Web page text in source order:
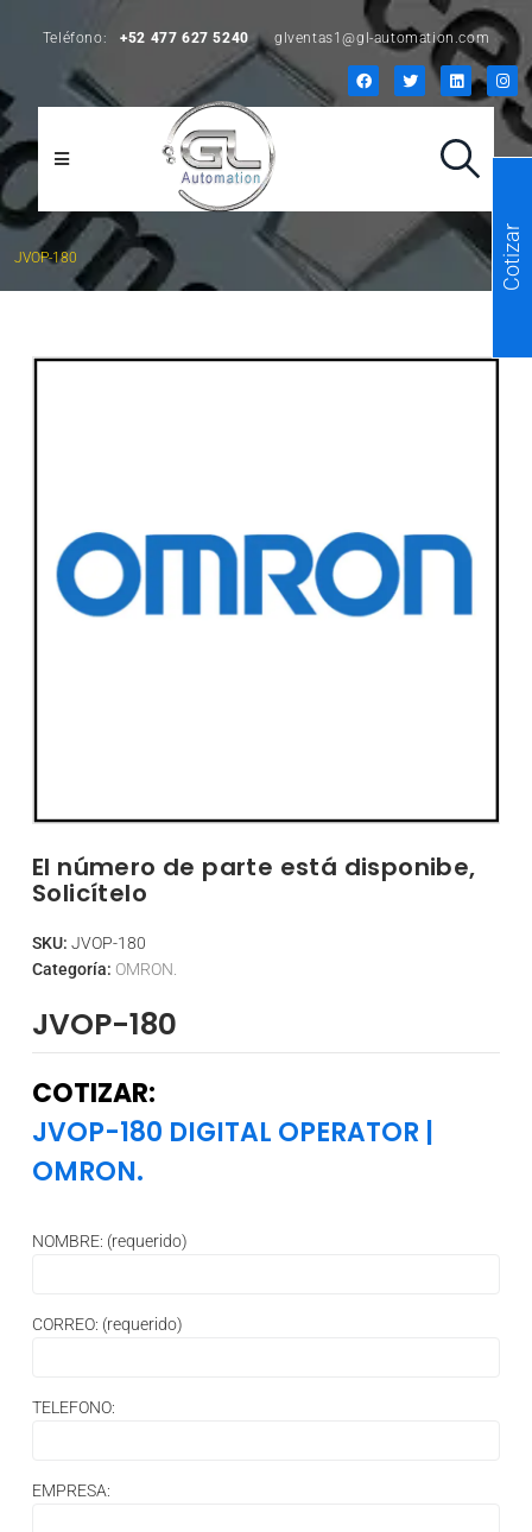
Teléfono: +52 477 627 5240 glventas1@gl-automation.com
JVOP-180
El número de parte está disponibe,
Solicítelo
SKU: JVOP-180
Categoría: OMRON.
JVOP-180
COTIZAR:
JVOP-180 DIGITAL OPERATOR |
OMRON.
NOMBRE: (requerido)
CORREO: (requerido)
TELEFONO:
EMPRESA:
Cotizar